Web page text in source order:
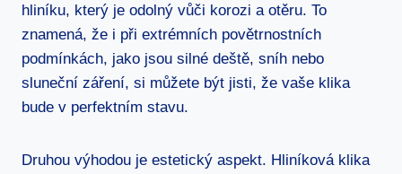
hliníku, který je odolný vůči‍ korozi a otěru. To
znamená, že i ‌při extrémních povětrnostních
podmínkách, jako jsou silné⁤ deště, sníh nebo
sluneční záření, si můžete být jisti, že vaše klika
bude v perfektním stavu.
Druhou výhodou ⁤je estetický aspekt. ⁣Hliníková klika